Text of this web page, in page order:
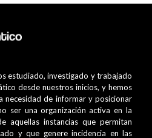
estudiado, investigado y trabajado
desde nuestros inicios, y hemos
necesidad de informar y posicionar
ser una organización activa en la
aquellas instancias que permitan
y que genere incidencia en las